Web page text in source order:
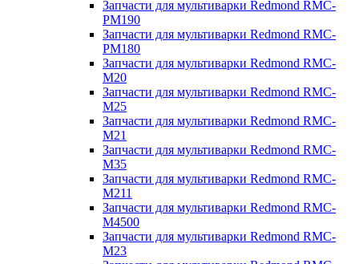
Запчасти для мультиварки Redmond RMC-
PM190
Запчасти для мультиварки Redmond RMC-
PM180
Запчасти для мультиварки Redmond RMC-
M20
Запчасти для мультиварки Redmond RMC-
M25
Запчасти для мультиварки Redmond RMC-
M21
Запчасти для мультиварки Redmond RMC-
M35
Запчасти для мультиварки Redmond RMC-
M211
Запчасти для мультиварки Redmond RMC-
M4500
Запчасти для мультиварки Redmond RMC-
M23